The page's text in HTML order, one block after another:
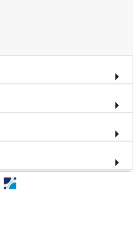
au travers d’études
dans des
et d’assistances